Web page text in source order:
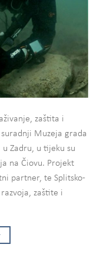
zaštita i
Muzeja grada
Zadru, u tijeku su
na Čiovu. Projekt
partner, te Splitsko-
zaštite i